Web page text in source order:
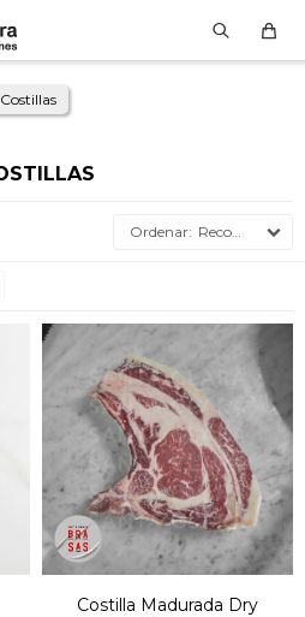
Costillas
Recomendados
Costilla Madurada Dry